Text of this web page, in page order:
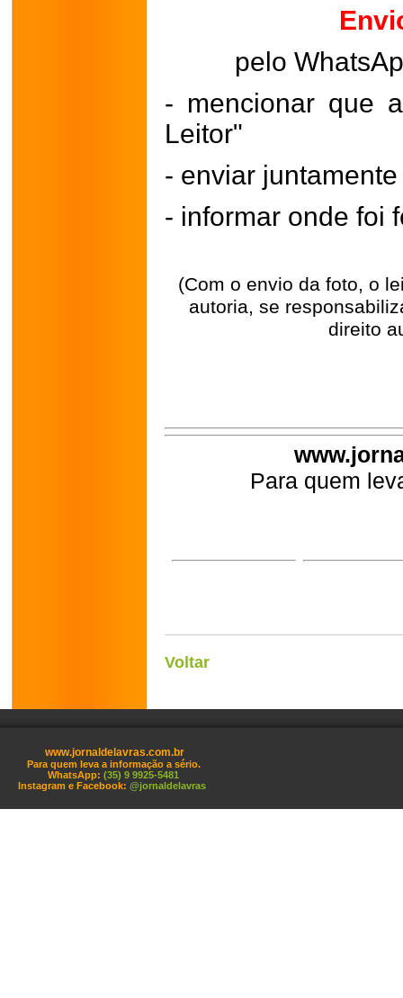
pelo
- mencionar que
Leitor"
- enviar
- informar onde foi
(Com o envio da foto, o
autoria, se
direito
Para quem
Voltar
www.jornaldelavras.com.br
Para quem leva a informação a sério.
WhatsApp: (35) 9 9925-5481
Instagram e Facebook: @jornaldelavras